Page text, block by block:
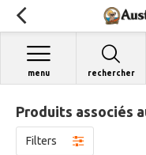
rechercher
menu
Produits associés
Filters